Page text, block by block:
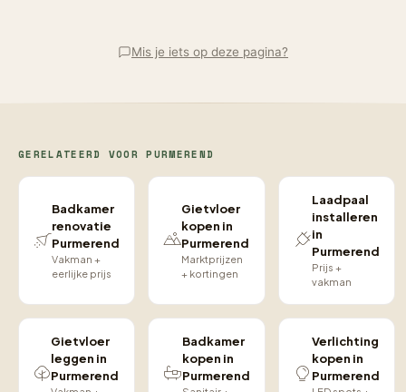
Mis je iets op deze pagina?
GERELATEERD VOOR PURMEREND
Badkamer
renovatie
Purmerend
Vakman +
eerlijke prijs
Gietvloer
kopen in
Purmerend
Marktprijzen
+ kortingen
Laadpaal
installeren
in
Purmerend
Prijs +
vakman
Gietvloer
leggen in
Purmerend
Badkamer
kopen in
Purmerend
Verlichting
kopen in
Purmerend